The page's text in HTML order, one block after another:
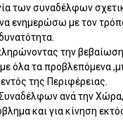
των συναδέλφων
ενημερώσω με τον
την
όλα τα προβλεπόμενα
της Περιφέρειας.
ανά την Χώρα,
και για κίνηση